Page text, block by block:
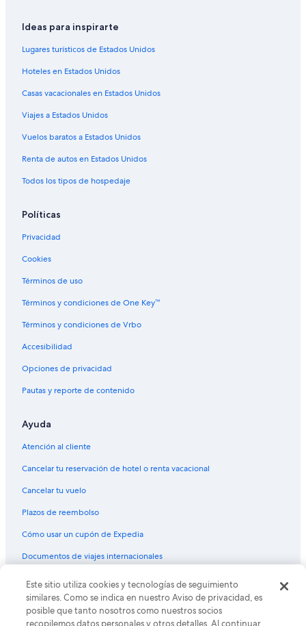
Ideas para inspirarte
Lugares turísticos de Estados Unidos
Hoteles en Estados Unidos
Casas vacacionales en Estados Unidos
Viajes a Estados Unidos
Vuelos baratos a Estados Unidos
Renta de autos en Estados Unidos
Todos los tipos de hospedaje
Políticas
Privacidad
Cookies
Términos de uso
Términos y condiciones de One Key™
Términos y condiciones de Vrbo
Accesibilidad
Opciones de privacidad
Pautas y reporte de contenido
Ayuda
Atención al cliente
Cancelar tu reservación de hotel o renta vacacional
Cancelar tu vuelo
Plazos de reembolso
Cómo usar un cupón de Expedia
Documentos de viajes internacionales
© 2026 Expedia, Inc., una empresa de Expedia Group. Todos los
derechos reservados. Expedia y el logo de Expedia son marcas
registradas o marcas comerciales de Expedia, Inc. CST# 2029030-50.
Este sitio utiliza cookies y tecnologías de seguimiento
similares. Como se indica en nuestro Aviso de privacidad, es
posible que tanto nosotros como nuestros socios
recopilemos datos personales y otros detalles. Al continuar